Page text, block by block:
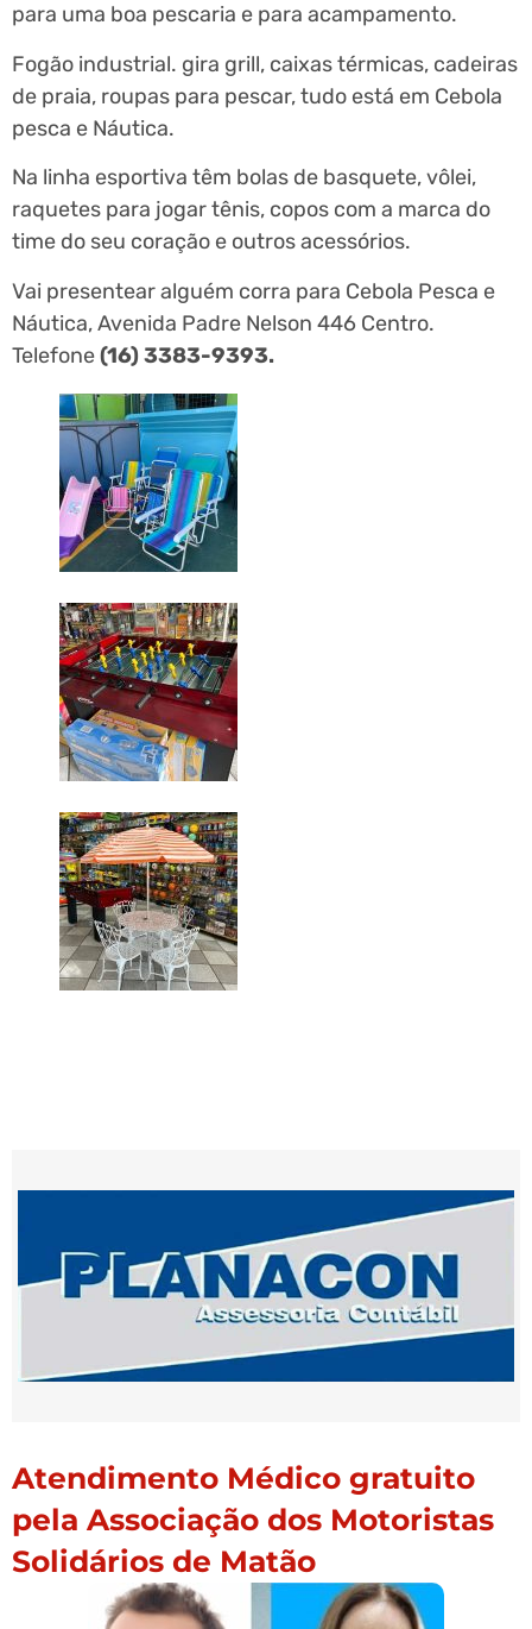
para uma boa pescaria e para acampamento.
Fogão industrial. gira grill, caixas térmicas, cadeiras
de praia, roupas para pescar, tudo está em Cebola
pesca e Náutica.
Na linha esportiva têm bolas de basquete, vôlei,
raquetes para jogar tênis, copos com a marca do
time do seu coração e outros acessórios.
Vai presentear alguém corra para Cebola Pesca e
Náutica, Avenida Padre Nelson 446 Centro.
Telefone(16) 3383-9393.
Atendimento Médico gratuito
pela Associação dos Motoristas
Solidários de Matão